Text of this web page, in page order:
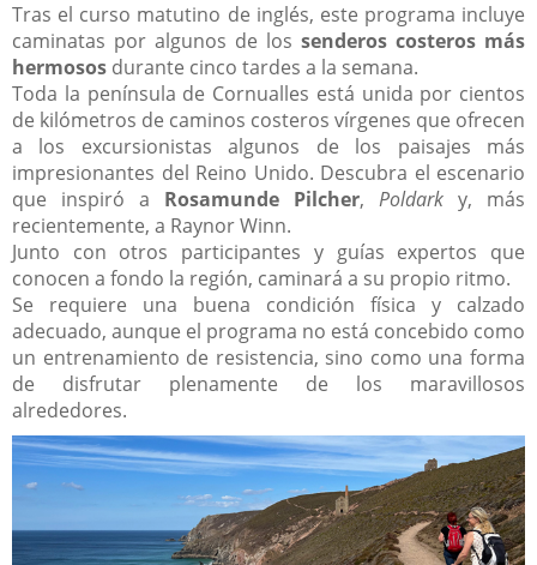
Tras el curso matutino de inglés, este programa incluye
caminatas por algunos de los senderos costeros más
hermosos durante cinco tardes a la semana.
Toda la península de Cornualles está unida por cientos
de kilómetros de caminos costeros vírgenes que ofrecen
a los excursionistas algunos de los paisajes más
impresionantes del Reino Unido. Descubra el escenario
que inspiró a Rosamunde Pilcher, Poldark y, más
recientemente, a Raynor Winn.
Junto con otros participantes y guías expertos que
conocen a fondo la región, caminará a su propio ritmo.
Se requiere una buena condición física y calzado
adecuado, aunque el programa no está concebido como
un entrenamiento de resistencia, sino como una forma
de disfrutar plenamente de los maravillosos
alrededores.